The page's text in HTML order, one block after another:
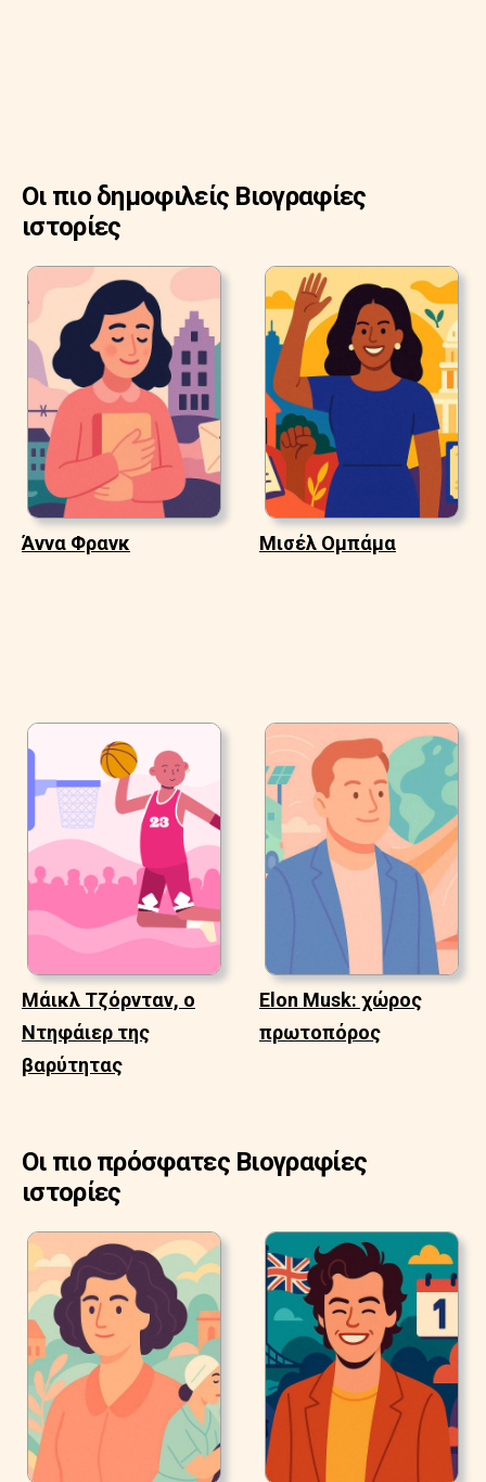
Οι πιο δημοφιλείς Βιογραφίες
ιστορίες
Άννα Φρανκ Μισέλ Ομπάμα
Μάικλ Τζόρνταν, ο
Ντηφάιερ της
βαρύτητας
Elon Musk: χώρος
πρωτοπόρος
Οι πιο πρόσφατες Βιογραφίες
ιστορίες